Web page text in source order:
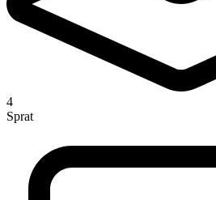
4
Sprat